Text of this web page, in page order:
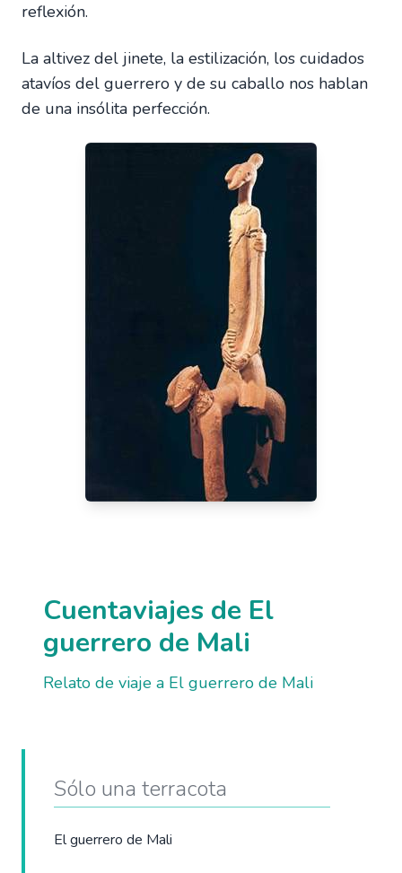
reflexión.
La altivez del jinete, la estilización, los cuidados
atavíos del guerrero y de su caballo nos hablan
de una insólita perfección.
Cuentaviajes de El
guerrero de Mali
Relato de viaje a El guerrero de Mali
Sólo una terracota
El guerrero de Mali